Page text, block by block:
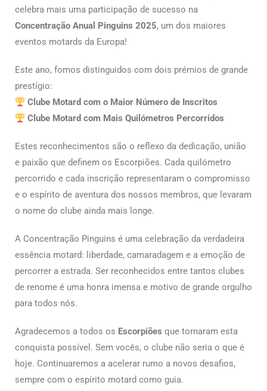
celebra mais uma participação de sucesso na
Concentração Anual Pinguins 2025, um dos maiores
eventos motards da Europa!
Este ano, fomos distinguidos com dois prémios de grande
prestígio:
Clube Motard com o Maior Número de Inscritos
Clube Motard com Mais Quilómetros Percorridos
Estes reconhecimentos são o reflexo da dedicação, união
e paixão que definem os Escorpiões. Cada quilómetro
percorrido e cada inscrição representaram o compromisso
e o espírito de aventura dos nossos membros, que levaram
o nome do clube ainda mais longe.
A Concentração Pinguins é uma celebração da verdadeira
essência motard: liberdade, camaradagem e a emoção de
percorrer a estrada. Ser reconhecidos entre tantos clubes
de renome é uma honra imensa e motivo de grande orgulho
para todos nós.
Agradecemos a todos os Escorpiões que tornaram esta
conquista possível. Sem vocês, o clube não seria o que é
hoje. Continuaremos a acelerar rumo a novos desafios,
sempre com o espírito motard como guia.